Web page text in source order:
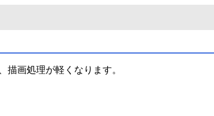
描画処理が軽くなります。